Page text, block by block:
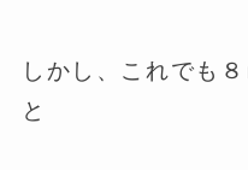
しかし、これでも
と